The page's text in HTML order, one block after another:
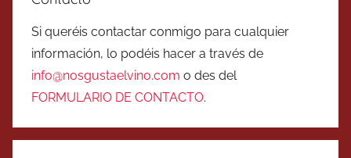
Si queréis contactar conmigo para cualquier
información, lo podéis hacer a través de
info@nosgustaelvino.com o des del
FORMULARIO DE CONTACTO.